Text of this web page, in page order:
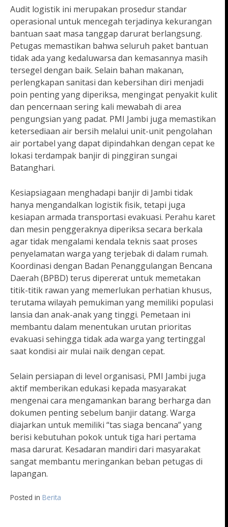
Audit logistik ini merupakan prosedur standar
operasional untuk mencegah terjadinya kekurangan
bantuan saat masa tanggap darurat berlangsung.
Petugas memastikan bahwa seluruh paket bantuan
tidak ada yang kedaluwarsa dan kemasannya masih
tersegel dengan baik. Selain bahan makanan,
perlengkapan sanitasi dan kebersihan diri menjadi
poin penting yang diperiksa, mengingat penyakit kulit
dan pencernaan sering kali mewabah di area
pengungsian yang padat. PMI Jambi juga memastikan
ketersediaan air bersih melalui unit-unit pengolahan
air portabel yang dapat dipindahkan dengan cepat ke
lokasi terdampak banjir di pinggiran sungai
Batanghari.
Kesiapsiagaan menghadapi banjir di Jambi tidak
hanya mengandalkan logistik fisik, tetapi juga
kesiapan armada transportasi evakuasi. Perahu karet
dan mesin penggeraknya diperiksa secara berkala
agar tidak mengalami kendala teknis saat proses
penyelamatan warga yang terjebak di dalam rumah.
Koordinasi dengan Badan Penanggulangan Bencana
Daerah (BPBD) terus dipererat untuk memetakan
titik-titik rawan yang memerlukan perhatian khusus,
terutama wilayah pemukiman yang memiliki populasi
lansia dan anak-anak yang tinggi. Pemetaan ini
membantu dalam menentukan urutan prioritas
evakuasi sehingga tidak ada warga yang tertinggal
saat kondisi air mulai naik dengan cepat.
Selain persiapan di level organisasi, PMI Jambi juga
aktif memberikan edukasi kepada masyarakat
mengenai cara mengamankan barang berharga dan
dokumen penting sebelum banjir datang. Warga
diajarkan untuk memiliki “tas siaga bencana” yang
berisi kebutuhan pokok untuk tiga hari pertama
masa darurat. Kesadaran mandiri dari masyarakat
sangat membantu meringankan beban petugas di
lapangan.
Posted in Berita